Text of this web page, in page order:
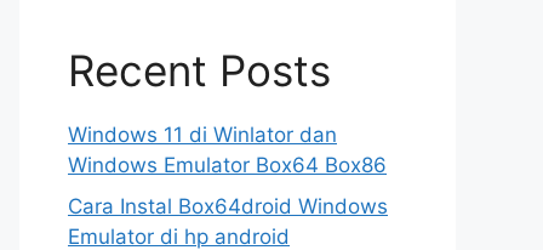
Recent Posts
Windows 11 di Winlator dan
Windows Emulator Box64 Box86
Cara Instal Box64droid Windows
Emulator di hp android